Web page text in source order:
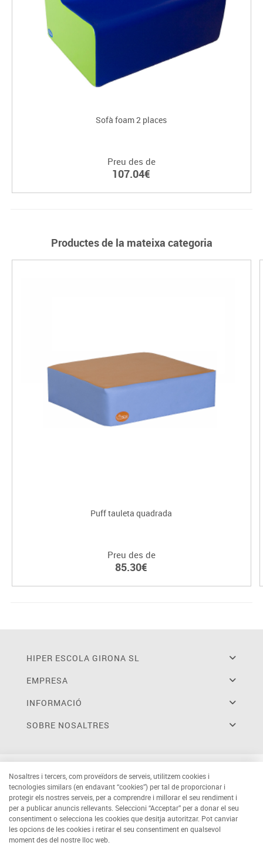
Sofà foam 2 places
Preu des de
107.04€
Productes de la mateixa categoria
Puff tauleta quadrada
Preu des de
85.30€
HIPER ESCOLA GIRONA SL
EMPRESA
INFORMACIÓ
SOBRE NOSALTRES
Nosaltres i tercers, com proveïdors de serveis, utilitzem cookies i
tecnologies similars (en endavant “cookies”) per tal de proporcionar i
protegir els nostres serveis, per a comprendre i millorar el seu rendiment i
per a publicar anuncis rellevants. Seleccioni “Acceptar” per a donar el seu
consentiment o selecciona les cookies que desitja autoritzar. Pot canviar
les opcions de les cookies i retirar el seu consentiment en qualsevol
moment des del nostre lloc web.